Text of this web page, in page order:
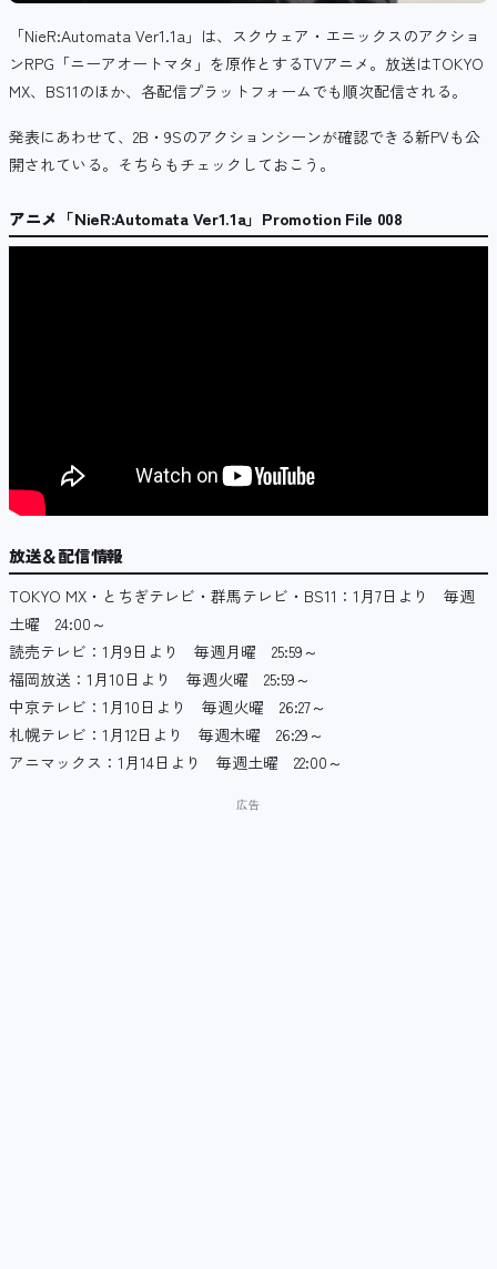
「NieR:Automata Ver1.1a」は、 スクウェア・エニックスのアクショ
ンRPG「ニーアオートマタ」を原作とするTVアニメ。放送はTOKYO
MX、BS11のほか、各配信プラットフォームでも順次配信される。
発表にあわせて、2B・9Sのアクションシーンが確認できる新PVも公
開されている。そちらもチェックしておこう。
アニメ「NieR:Automata Ver1.1a」Promotion File 008
放送＆配信情報
TOKYO MX・とちぎテレビ・群馬テレビ・BS11：1月7日より 毎週
土曜 24:00～
読売テレビ：1月9日より 毎週月曜 25:59～
福岡放送：1月10日より 毎週火曜 25:59～
中京テレビ：1月10日より 毎週火曜 26:27～
札幌テレビ：1月12日より 毎週木曜 26:29～
アニマックス：1月14日より 毎週土曜 22:00～